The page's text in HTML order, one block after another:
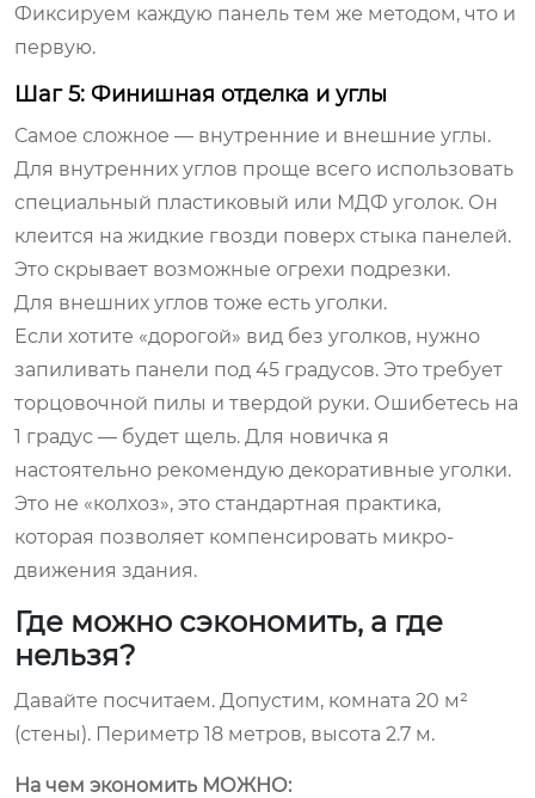
Фиксируем каждую панель тем же методом, что и
первую.
Шаг 5: Финишная отделка и углы
Самое сложное — внутренние и внешние углы.
Для внутренних углов проще всего использовать
специальный пластиковый или МДФ уголок. Он
клеится на жидкие гвозди поверх стыка панелей.
Это скрывает возможные огрехи подрезки.
Для внешних углов тоже есть уголки.
Если хотите «дорогой» вид без уголков, нужно
запиливать панели под 45 градусов. Это требует
торцовочной пилы и твердой руки. Ошибетесь на
1 градус — будет щель. Для новичка я
настоятельно рекомендую декоративные уголки.
Это не «колхоз», это стандартная практика,
которая позволяет компенсировать микро-
движения здания.
Где можно сэкономить, а где
нельзя?
Давайте посчитаем. Допустим, комната 20 м²
(стены). Периметр 18 метров, высота 2.7 м.
На чем экономить МОЖНО: